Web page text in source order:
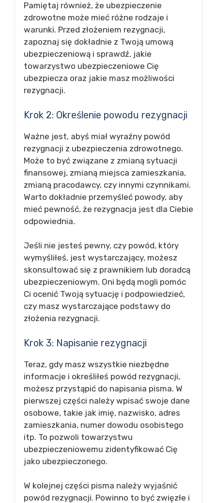
Pamiętaj również, że ubezpieczenie
zdrowotne może mieć różne rodzaje i
warunki. Przed złożeniem rezygnacji,
zapoznaj się dokładnie z Twoją umową
ubezpieczeniową i sprawdź, jakie
towarzystwo ubezpieczeniowe Cię
ubezpiecza oraz jakie masz możliwości
rezygnacji.
Krok 2: Określenie powodu rezygnacji
Ważne jest, abyś miał wyraźny powód
rezygnacji z ubezpieczenia zdrowotnego.
Może to być związane z zmianą sytuacji
finansowej, zmianą miejsca zamieszkania,
zmianą pracodawcy, czy innymi czynnikami.
Warto dokładnie przemyśleć powody, aby
mieć pewność, że rezygnacja jest dla Ciebie
odpowiednia.
Jeśli nie jesteś pewny, czy powód, który
wymyśliłeś, jest wystarczający, możesz
skonsultować się z prawnikiem lub doradcą
ubezpieczeniowym. Oni będą mogli pomóc
Ci ocenić Twoją sytuację i podpowiedzieć,
czy masz wystarczające podstawy do
złożenia rezygnacji.
Krok 3: Napisanie rezygnacji
Teraz, gdy masz wszystkie niezbędne
informacje i określiłeś powód rezygnacji,
możesz przystąpić do napisania pisma. W
pierwszej części należy wpisać swoje dane
osobowe, takie jak imię, nazwisko, adres
zamieszkania, numer dowodu osobistego
itp. To pozwoli towarzystwu
ubezpieczeniowemu zidentyfikować Cię
jako ubezpieczonego.
W kolejnej części pisma należy wyjaśnić
powód rezygnacji. Powinno to być zwięzłe i